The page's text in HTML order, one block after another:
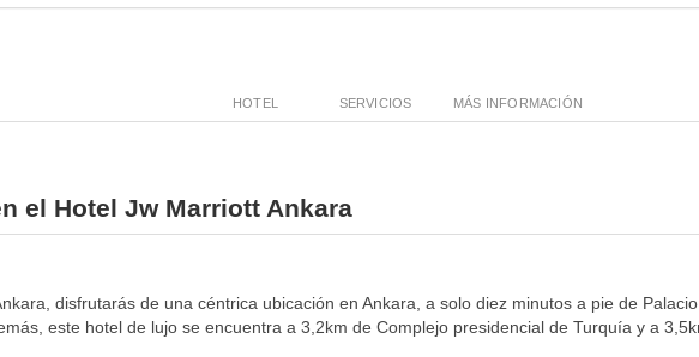
HOTEL SERVICIOS MÁS INFORMACIÓN
el Hotel Jw Marriott Ankara
disfrutarás de una céntrica ubicación en Ankara, a solo diez minutos a pie de
este hotel de lujo se encuentra a 3,2km de Complejo presidencial de Turquía y a